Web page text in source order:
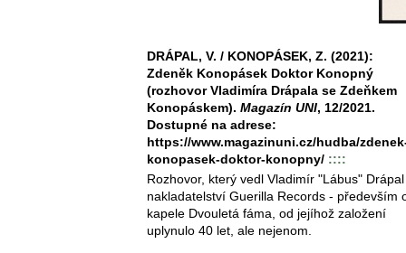
DRÁPAL, V. / KONOPÁSEK, Z. (2021):
Zdeněk Konopásek Doktor Konopný
(rozhovor Vladimíra Drápala se Zdeňkem
Konopáskem). Magazín UNI, 12/2021.
Dostupné na adrese:
https://www.magazinuni.cz/hudba/
konopasek-doktor-konopny/ ::::
Rozhovor, který vedl Vladimír "Lábus"
nakladatelství Guerilla Records - především
kapele Dvouletá fáma, od jejíhož založení
uplynulo 40 let, ale nejenom.